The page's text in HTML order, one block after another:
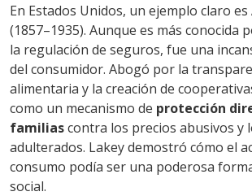
En Estados Unidos, un ejemplo claro es
(1857–1935). Aunque es más conocida
la regulación de seguros, fue una
del consumidor. Abogó por la
alimentaria y la creación de
como un mecanismo de protección
familiascontra los precios abusivos y
adulterados. Lakey demostró cómo el
consumo podía ser una poderosa
social.